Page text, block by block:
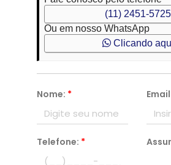
(11) 2451-5725
Ou em nosso WhatsApp
Clicando
Nome: *
Telefone: *